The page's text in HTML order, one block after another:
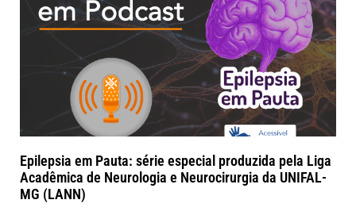
Epilepsia em Pauta: série especial produzida pela Liga
Acadêmica de Neurologia e Neurocirurgia da UNIFAL-
MG (LANN)